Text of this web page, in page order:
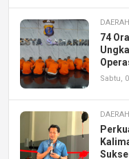
DAERAH
74
Sabtu,
DAERAH